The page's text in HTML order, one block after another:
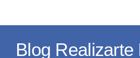
Blog Realizarte